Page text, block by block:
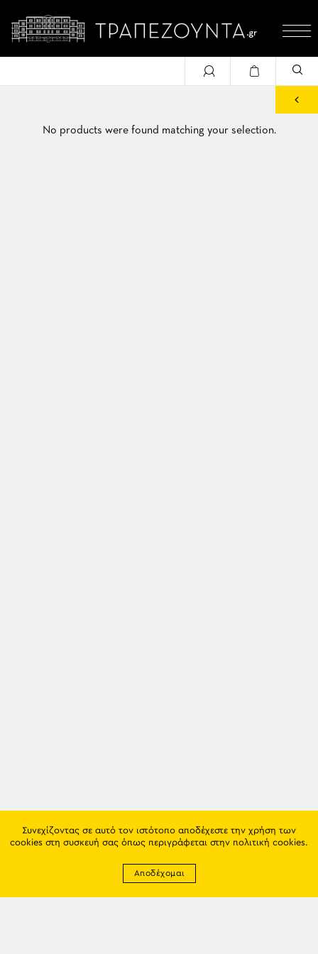
No products were found matching your selection.
Συνεχίζοντας σε αυτό τον ιστότοπο αποδέχεστε την χρήση των
cookies στη συσκευή σας όπως περιγράφεται στην πολιτική cookies.
Αποδέχομαι